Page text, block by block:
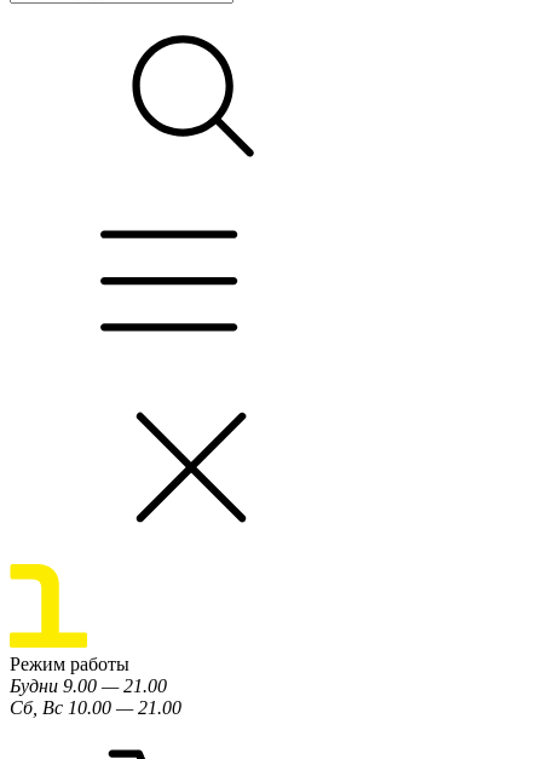
Режим работы
Будни 9.00 — 21.00
Сб, Вс 10.00 — 21.00